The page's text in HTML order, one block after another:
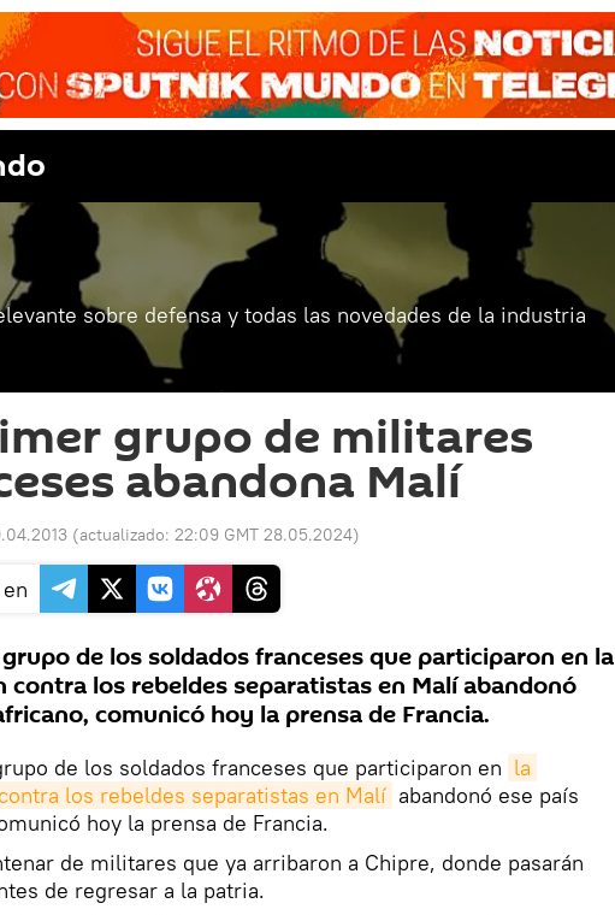
sobre defensa y todas las novedades de la industria
grupo de militares
abandona Malí
(actualizado: 22:09 GMT 28.05.2024)
de los soldados franceses que participaron en la
contra los rebeldes separatistas en Malí abandonó
comunicó hoy la prensa de Francia.
de los soldados franceses que participaron en la
los rebeldes separatistas en Malí abandonó ese país
hoy la prensa de Francia.
de militares que ya arribaron a Chipre, donde pasarán
de regresar a la patria.